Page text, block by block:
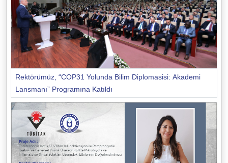
Rektörümüz, “COP31 Yolunda Bilim Diplomasisi: Akademi
Lansmanı” Programına Katıldı